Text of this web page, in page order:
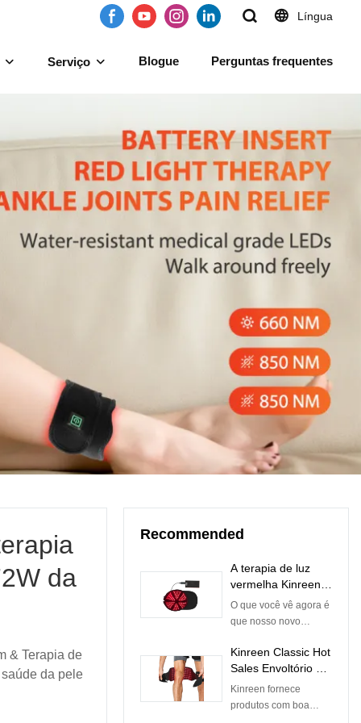
Língua
Serviço Blogue Perguntas frequentes
da
& Terapia de
da pele
Recommended
A terapia de luz
vermelha Kinreen
tampa três
comprimentos de
850nm 940nm para
crescimento
saúde do cérebro
O que você vê agora é
que nosso novo
terapia de luz
vermelha está fazendo
teste de
envelhecimento.Todos
Kinreen Classic Hot
Sales Envoltório de
terapia de luz
vermelha com alça
Kinreen fornece
produtos com boa